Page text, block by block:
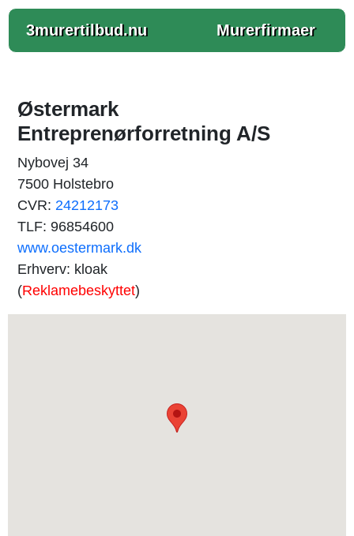
3murertilbud.nu Murerfirmaer
Østermark
Entreprenørforretning A/S
Nybovej 34
7500 Holstebro
CVR: 24212173
TLF: 96854600
www.oestermark.dk
Erhverv: kloak
(Reklamebeskyttet)